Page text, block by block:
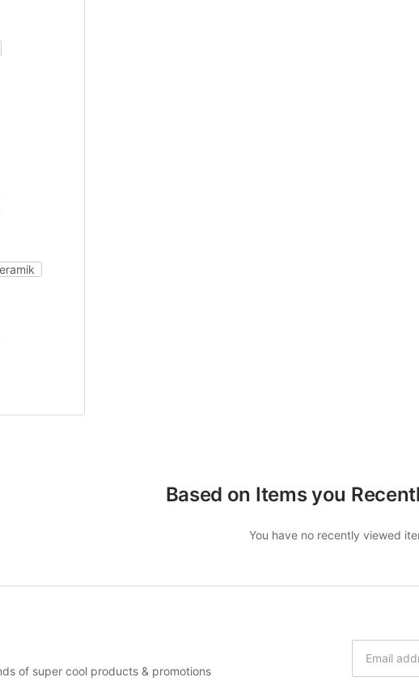
Based on Items you
You have no recently viewed
of super cool products & promotions